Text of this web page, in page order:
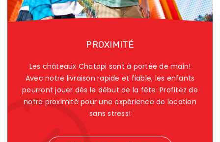
PROXIMITÉ
Les châteaux Chatopi sont à portée de main!
Avec notre livraison rapide et fiable, les enfants
pourront jouer dès le début de la fête. Profitez de
notre proximité pour une expérience de location
sans stress!